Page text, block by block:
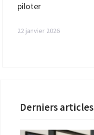
piloter
22 janvier 2026
Derniers articles